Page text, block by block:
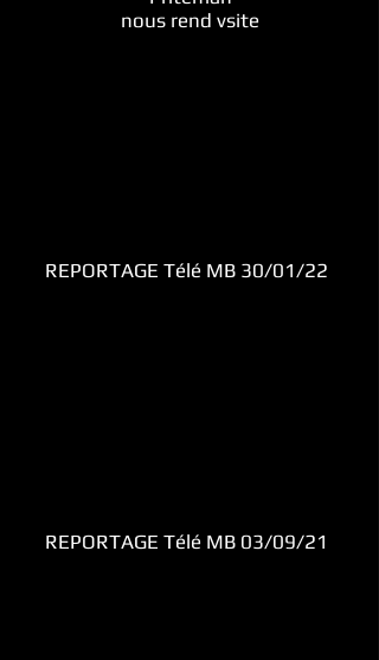
nous rend vsite
REPORTAGE Télé MB 30/01/22
REPORTAGE Télé MB 03/09/21